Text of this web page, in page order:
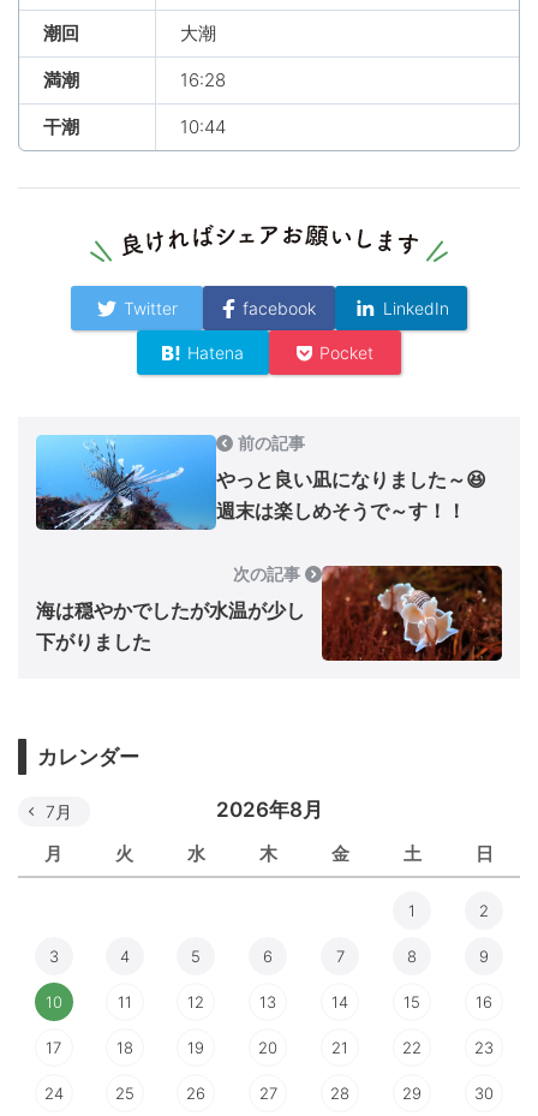
潮回 大潮
満潮 16:28
干潮 10:44
Twitter facebook LinkedIn
Hatena Pocket
前の記事
やっと良い凪になりました～😆
週末は楽しめそうで～す！！
次の記事
海は穏やかでしたが水温が少し
下がりました
カレンダー
2026年8月
月 火 水 木 金 土 日
7月
1 2
3 4 5 6 7 8 9
10 11 12 13 14 15 16
17 18 19 20 21 22 23
24 25 26 27 28 29 30